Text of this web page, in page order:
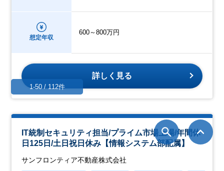
想定年収
600～800万円
詳しく見る
IT統制セキュリティ担当/プライム市場上場/年間休
日125日/土日祝日休み【情報システム部配属】
サンフロンティア不動産株式会社
1-50 / 112件